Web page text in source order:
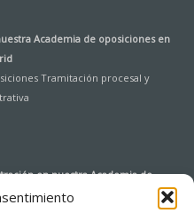
Academia de oposiciones en
Tramitación procesal y
en nuestraAcademia de
Madrid
Universidad de Alcalá de